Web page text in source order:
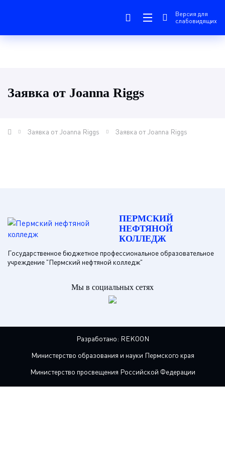
Версия для
слабовидящих
Заявка от Joanna Riggs
Заявка от Joanna Riggs Заявка от Joanna Riggs
ПЕРМСКИЙ
НЕФТЯНОЙ
КОЛЛЕДЖ
Государственное бюджетное профессиональное образовательное
учреждение "Пермский нефтяной колледж"
Мы в социальных сетях
Разработано: REKOON
Министерство образования и науки Пермского края
Министерство просвещения Российской Федерации